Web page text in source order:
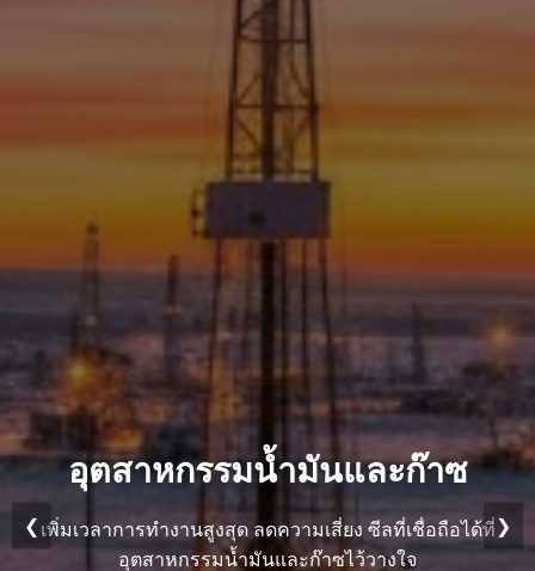
าซ
ชื่อถือได้ที่
อุตสาหกรรมเคมี
ท้าทายการกัดกร่อน พิชิตสภาวะที่ยากลำบา
เหนือชั้นขับเคลื่อนโดยความเชี่ยวชาญด้านก
❮ ❯